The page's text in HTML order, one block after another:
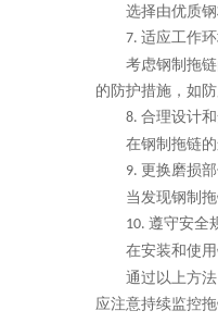
选择由优质
7. 适应工作
考虑钢制拖
的防护措施，如
8. 合理设计
在钢制拖链
9. 更换磨损
当发现钢制
10. 遵守安全
在安装和使
通过以上方
应注意持续监控